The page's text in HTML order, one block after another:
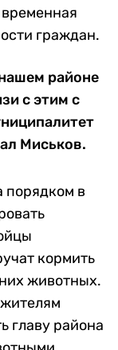
граждан.
районе
с этим с
Миськов.
порядком в
кормить
животных.
главу района